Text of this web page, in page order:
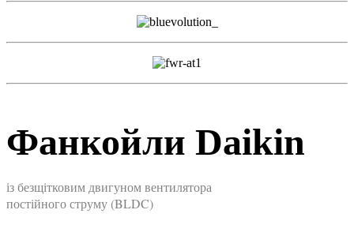
Фанкойли Daikin
із безщітковим двигуном вентилятора
постійного струму (BLDC)